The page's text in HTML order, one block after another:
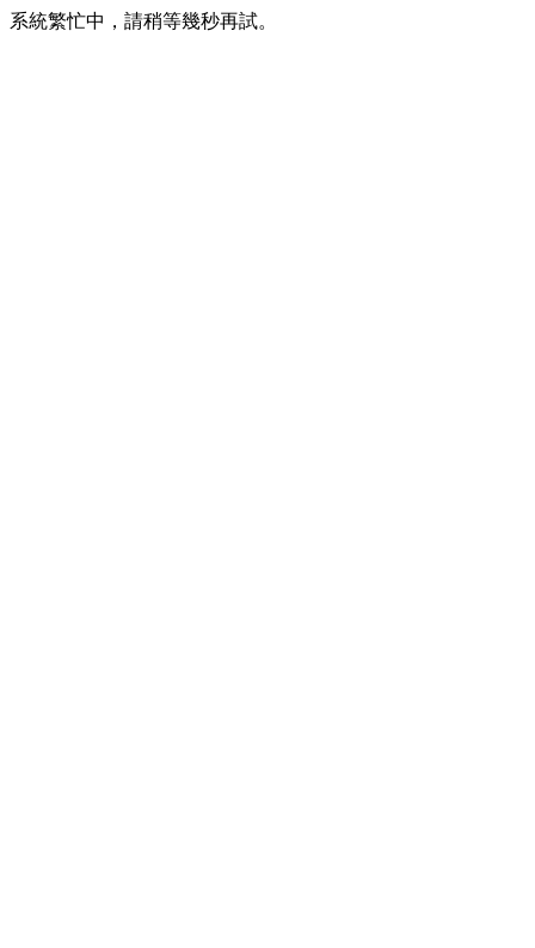
系統繁忙中，請稍等幾秒再試。